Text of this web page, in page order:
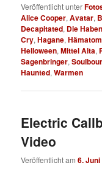
Veröffentlicht unter
Alice Cooper,Avatar,
Decapitated, Die
Cry,Hagane,Hämatom
Helloween,Mittel Alta,
Sagenbringer,
Haunted,Warmen
Electric
Video
Veröffentlicht am6.